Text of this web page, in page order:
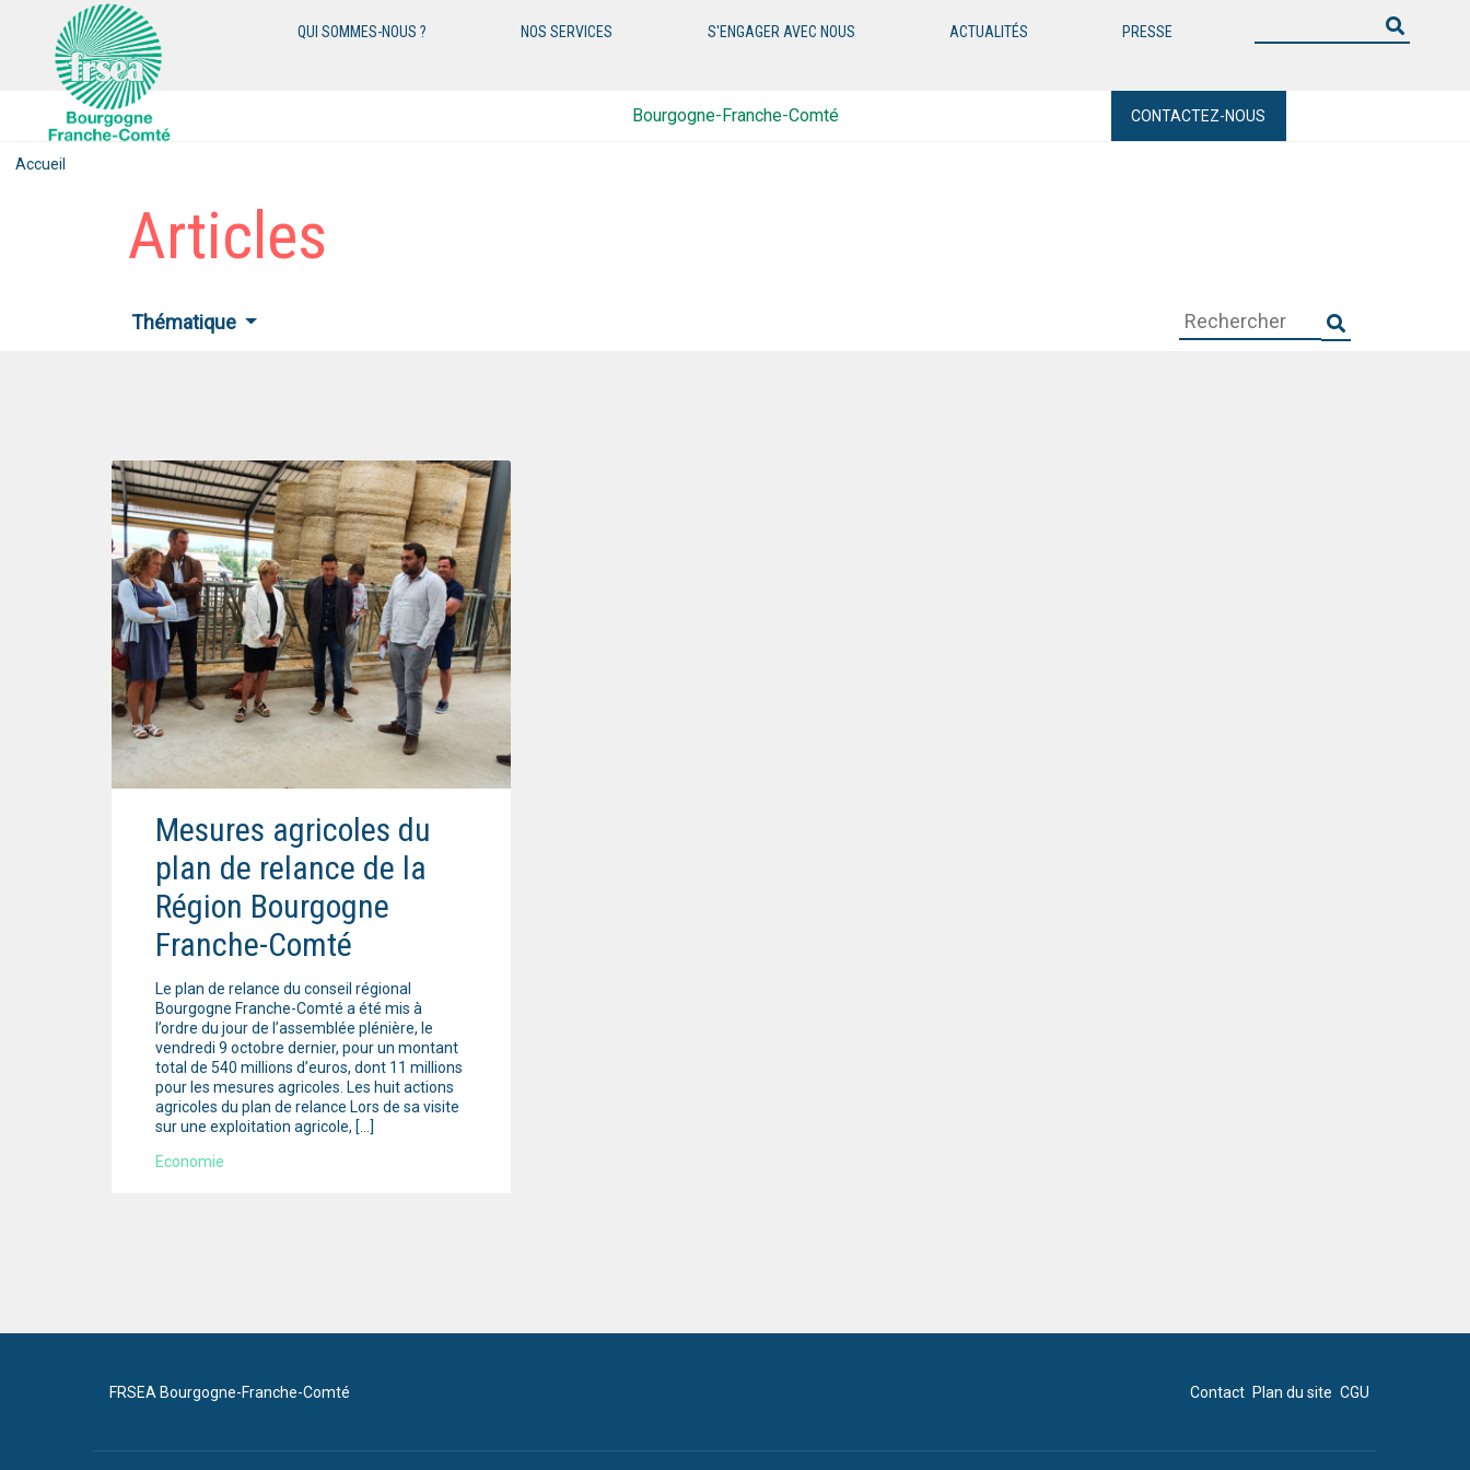
QUI SOMMES-NOUS ? NOS SERVICES S'ENGAGER AVEC NOUS ACTUALITÉS PRESSE
Bourgogne-Franche-Comté CONTACTEZ-NOUS
Accueil
Articles
Thématique
Mesures agricoles du
plan de relance de la
Région Bourgogne
Franche-Comté
Le plan de relance du conseil régional
Bourgogne Franche-Comté a été mis à
l’ordre du jour de l’assemblée plénière, le
vendredi 9 octobre dernier, pour un montant
total de 540 millions d’euros, dont 11 millions
pour les mesures agricoles. Les huit actions
agricoles du plan de relance Lors de sa visite
sur une exploitation agricole, […]
Economie
FRSEA Bourgogne-Franche-Comté Contact Plan du site CGU